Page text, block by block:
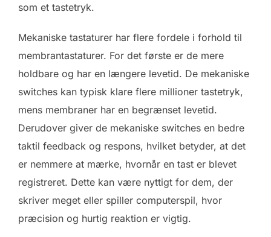
som et tastetryk.
Mekaniske tastaturer har flere fordele i forhold til
membrantastaturer. For det første er de mere
holdbare og har en længere levetid. De mekaniske
switches kan typisk klare flere millioner tastetryk,
mens membraner har en begrænset levetid.
Derudover giver de mekaniske switches en bedre
taktil feedback og respons, hvilket betyder, at det
er nemmere at mærke, hvornår en tast er blevet
registreret. Dette kan være nyttigt for dem, der
skriver meget eller spiller computerspil, hvor
præcision og hurtig reaktion er vigtig.